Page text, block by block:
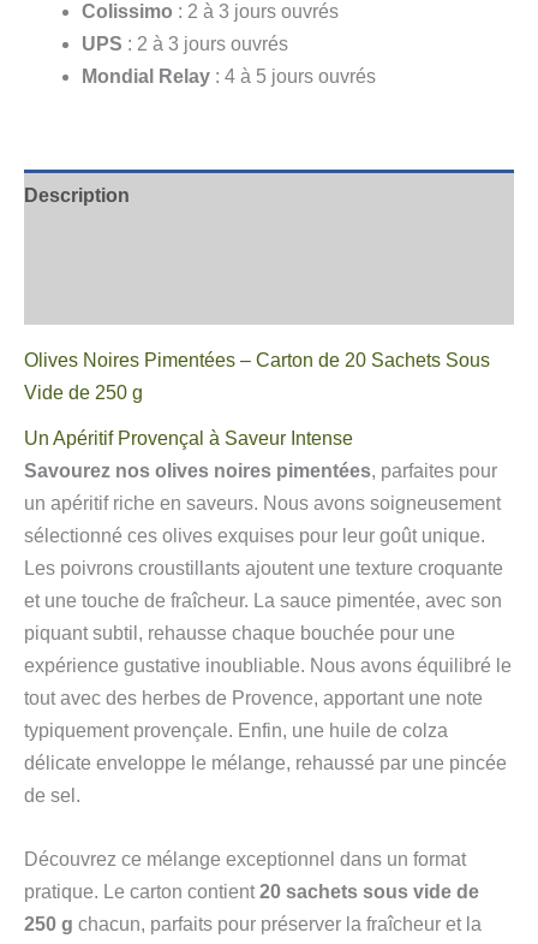
Colissimo : 2 à 3 jours ouvrés
UPS : 2 à 3 jours ouvrés
Mondial Relay : 4 à 5 jours ouvrés
Description
Olives Noires Pimentées – Carton de 20 Sachets Sous
Vide de 250 g
Un Apéritif Provençal à Saveur Intense
Savourez nos olives noires pimentées, parfaites pour
un apéritif riche en saveurs. Nous avons soigneusement
sélectionné ces olives exquises pour leur goût unique.
Les poivrons croustillants ajoutent une texture croquante
et une touche de fraîcheur. La sauce pimentée, avec son
piquant subtil, rehausse chaque bouchée pour une
expérience gustative inoubliable. Nous avons équilibré le
tout avec des herbes de Provence, apportant une note
typiquement provençale. Enfin, une huile de colza
délicate enveloppe le mélange, rehaussé par une pincée
de sel.
Découvrez ce mélange exceptionnel dans un format
pratique. Le carton contient20 sachets sous vide de
250 g chacun, parfaits pour préserver la fraîcheur et la